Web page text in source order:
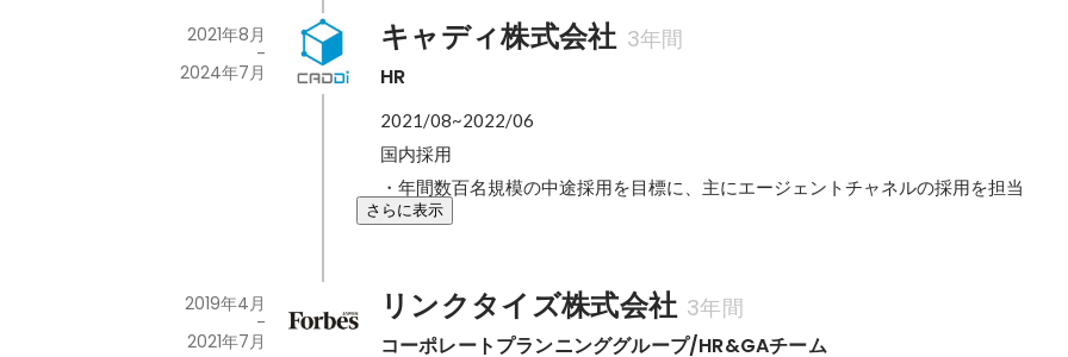
キャディ株式会社 3年間
HR
2021年8月
-
2024年7月
2021/08~2022/06
国内採用
・年間数百名規模の中途採用を目標に、主にエージェントチャネルの採用を担当
さらに表示
リンクタイズ株式会社 3年間
コーポレートプランニンググループ/HR&GAチーム
2019年4月
-
2021年7月